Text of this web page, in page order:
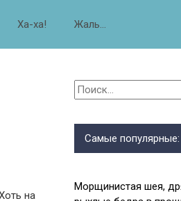
Ха-ха! Жаль…
на
Найти:
Самые популярные:
Морщинистая шея,